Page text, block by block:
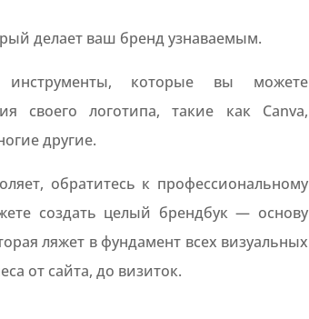
делает ваш бренд узнаваемым.
инструменты, которые вы можете
своего логотипа, такие как Canva,
другие.
обратитесь к профессиональному
создать целый брендбук — основу
ляжет в фундамент всех визуальных
от сайта, до визиток.